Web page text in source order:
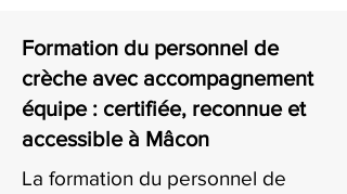
Formation du personnel de
crèche avec accompagnement
équipe : certifiée, reconnue et
accessible à Mâcon
La formation du personnel de